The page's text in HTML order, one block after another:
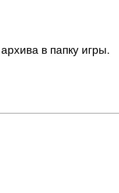
в папку игры.